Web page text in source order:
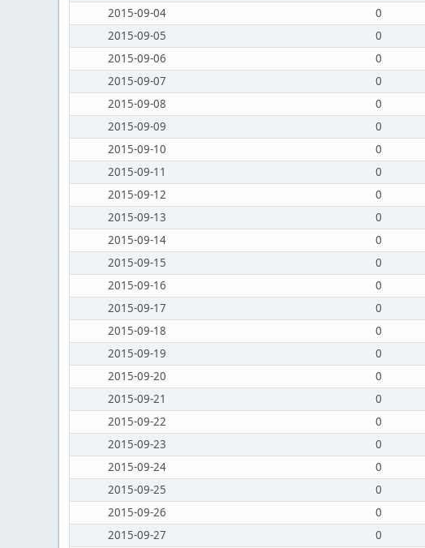
2015-09-04
0
2015-09-05
0
2015-09-06
0
2015-09-07
0
2015-09-08
0
2015-09-09
0
2015-09-10
0
2015-09-11
0
2015-09-12
0
2015-09-13
0
2015-09-14
0
2015-09-15
0
2015-09-16
0
2015-09-17
0
2015-09-18
0
2015-09-19
0
2015-09-20
0
2015-09-21
0
2015-09-22
0
2015-09-23
0
2015-09-24
0
2015-09-25
0
2015-09-26
0
2015-09-27
0